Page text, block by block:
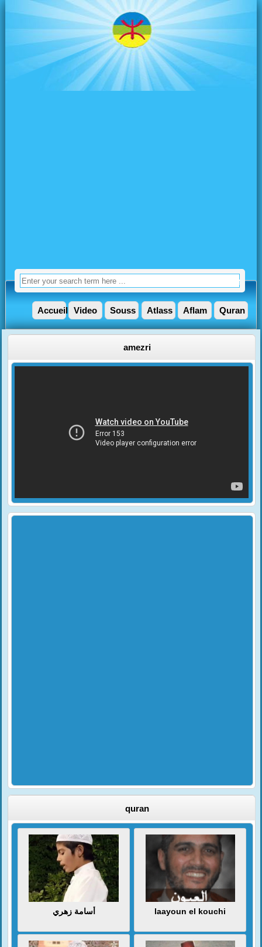
Accueil Video Souss Atlass Aflam Quran
amezri
quran
أسامة زهري laayoun el kouchi